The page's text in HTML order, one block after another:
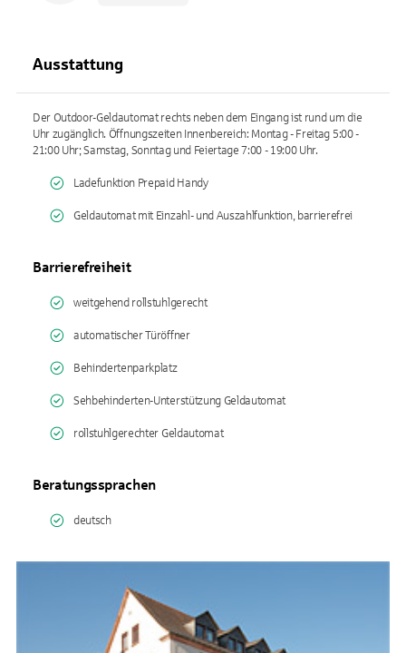
Ausstattung
Der Outdoor-Geldautomat rechts neben dem Eingang ist rund um die
Uhr zugänglich. Öffnungszeiten Innenbereich: Montag - Freitag 5:00 -
21:00 Uhr; Samstag, Sonntag und Feiertage 7:00 - 19:00 Uhr.
Ladefunktion Prepaid Handy
Geldautomat mit Einzahl- und Auszahlfunktion, barrierefrei
Barrierefreiheit
weitgehend rollstuhlgerecht
automatischer Türöffner
Behindertenparkplatz
Sehbehinderten-Unterstützung Geldautomat
rollstuhlgerechter Geldautomat
Beratungssprachen
deutsch